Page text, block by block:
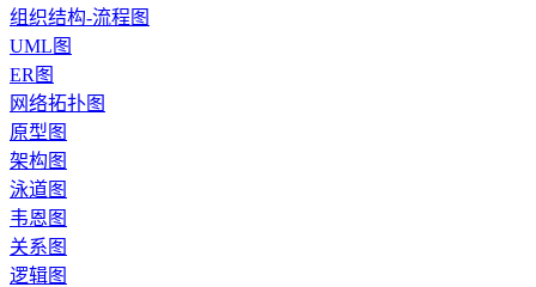
组织结构-流程图
UML图
ER图
网络拓扑图
原型图
架构图
泳道图
韦恩图
关系图
逻辑图